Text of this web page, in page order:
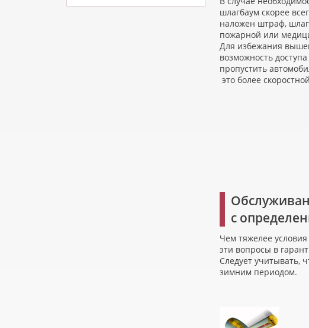
шлагбаум скорее
наложен штраф,
пожарной или
Для избежания
возможность
пропустить
это более
с
Чем тяжелее
эти вопросы в
Следует учитывать,
зимним периодом.